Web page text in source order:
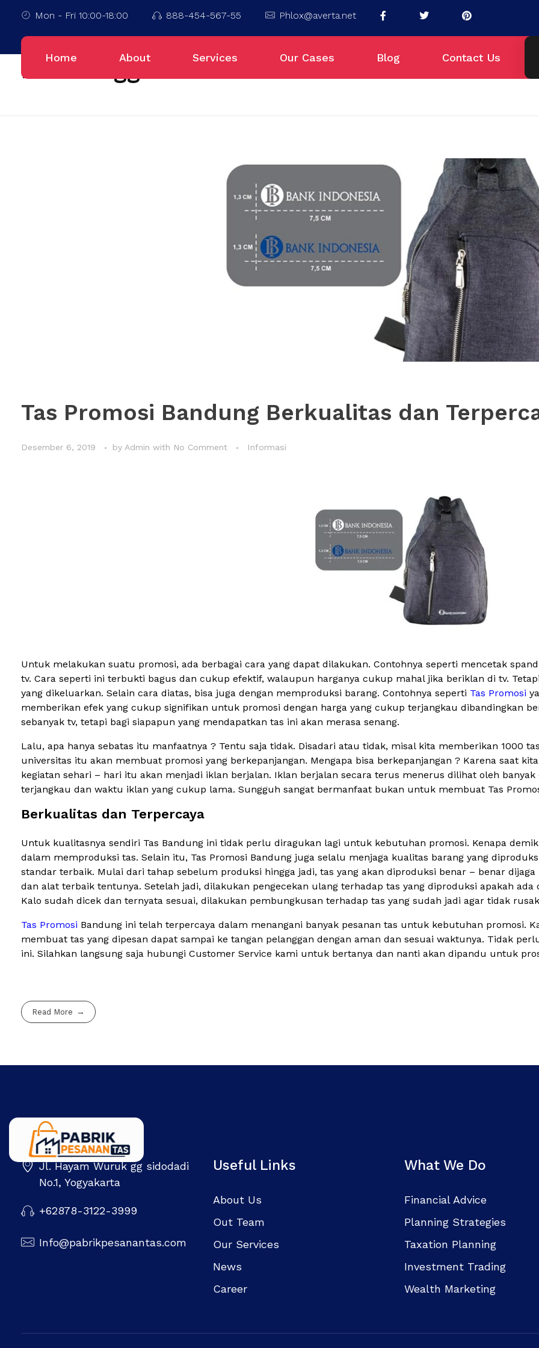
Mon - Fri 10:00-18:00 888-454-567-55 Phlox@averta.net
Home About Services Our Cases Blog Contact Us
Home Tas Promosi
Posts tagged: Tas Promosi
Tas Promosi Bandung Berkualitas dan
Desember 6, 2019 by Admin with No Comment Informasi
Untuk melakukan suatu promosi, ada berbagai cara yang dapat dilakukan. Contohnya seperti mencetak
tv. Cara seperti ini terbukti bagus dan cukup efektif, walaupun harganya cukup mahal jika beriklan di tv.
yang dikeluarkan. Selain cara diatas, bisa juga dengan memproduksi barang. Contohnya seperti Tas Promosi
memberikan efek yang cukup signifikan untuk promosi dengan harga yang cukup terjangkau dibandingkan
sebanyak tv, tetapi bagi siapapun yang mendapatkan tas ini akan merasa senang.
Lalu, apa hanya sebatas itu manfaatnya ? Tentu saja tidak. Disadari atau tidak, misal kita memberikan 1000
universitas itu akan membuat promosi yang berkepanjangan. Mengapa bisa berkepanjangan ? Karena saat
kegiatan sehari – hari itu akan menjadi iklan berjalan. Iklan berjalan secara terus menerus dilihat oleh
terjangkau dan waktu iklan yang cukup lama. Sungguh sangat bermanfaat bukan untuk membuat Tas
Berkualitas dan Terpercaya
Untuk kualitasnya sendiri Tas Bandung ini tidak perlu diragukan lagi untuk kebutuhan promosi. Kenapa
dalam memproduksi tas. Selain itu, Tas Promosi Bandung juga selalu menjaga kualitas barang yang
standar terbaik. Mulai dari tahap sebelum produksi hingga jadi, tas yang akan diproduksi benar – benar
dan alat terbaik tentunya. Setelah jadi, dilakukan pengecekan ulang terhadap tas yang diproduksi apakah
Kalo sudah dicek dan ternyata sesuai, dilakukan pembungkusan terhadap tas yang sudah jadi agar tidak
Tas Promosi Bandung ini telah terpercaya dalam menangani banyak pesanan tas untuk kebutuhan promosi.
membuat tas yang dipesan dapat sampai ke tangan pelanggan dengan aman dan sesuai waktunya. Tidak
ini. Silahkan langsung saja hubungi Customer Service kami untuk bertanya dan nanti akan dipandu untuk
Read More
Pabrik Pesanan Tas Jl. Hayam Wuruk gg sidodadi
No.1, Yogyakarta
+62878-3122-3999
Info@pabrikpesanantas.com
Useful Links
About Us
Out Team
Our Services
News
Career
What We Do
Financial Advice
Planning Strategies
Taxation Planning
Investment Trading
Wealth Marketing